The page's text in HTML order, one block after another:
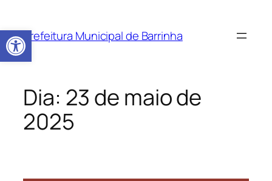
Barra de Ferramentas Aberta
Prefeitura Municipal de Barrinha
Dia: 23 de maio de
2025